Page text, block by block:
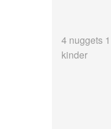
4 nuggets
kinder